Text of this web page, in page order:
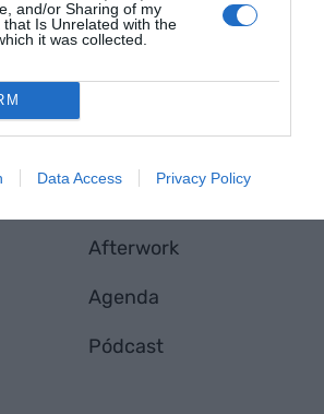
and/or Sharing of my
that Is Unrelated with the
it was collected.
Data Access Privacy Policy
Afterwork
Agenda
Pódcast